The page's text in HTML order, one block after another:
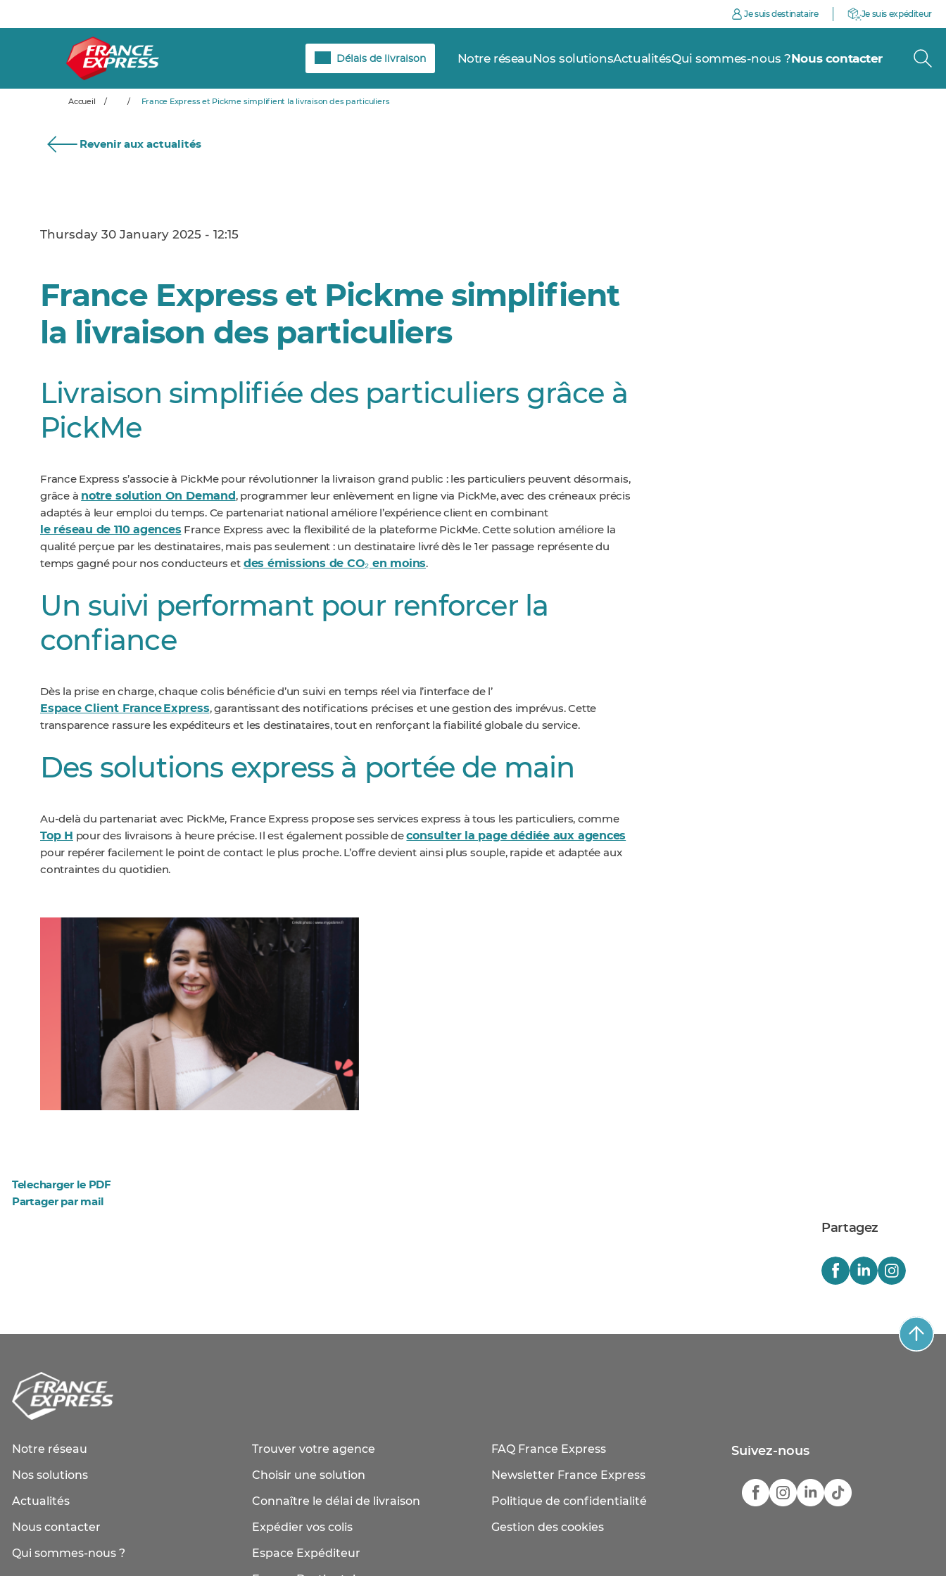
Je suis destinataire Je suis expéditeur
Délais de livraison Notre réseau Nos solutionsActualitésQui sommes-nous ? Nous contacter
Accueil / / France Express et Pickme simplifient la livraison des particuliers
Revenir aux actualités
Thursday 30 January 2025 - 12:15
France Express et Pickme simplifient
la livraison des particuliers
Livraison simplifiée des particuliers grâce à
PickMe
France Express s’associe à PickMe pour révolutionner la livraison grand public : les particuliers peuvent désormais,
grâce à notre solution On Demand , programmer leur enlèvement en ligne via PickMe, avec des créneaux précis
adaptés à leur emploi du temps. Ce partenariat national améliore l’expérience client en combinant
le réseau de 110 agences France Express avec la flexibilité de la plateforme PickMe. Cette solution améliore la
qualité perçue par les destinataires, mais pas seulement : un destinataire livré dès le 1er passage représente du
temps gagné pour nos conducteurs et des émissions de CO₂ en moins.
Un suivi performant pour renforcer la
confiance
Dès la prise en charge, chaque colis bénéficie d’un suivi en temps réel via l’interface de l’
Espace Client France Express, garantissant des notifications précises et une gestion des imprévus. Cette
transparence rassure les expéditeurs et les destinataires, tout en renforçant la fiabilité globale du service.
Des solutions express à portée de main
Au-delà du partenariat avec PickMe, France Express propose ses services express à tous les particuliers, comme
Top H pour des livraisons à heure précise. Il est également possible deconsulter la page dédiée aux agences
pour repérer facilement le point de contact le plus proche. L’offre devient ainsi plus souple, rapide et adaptée aux
contraintes du quotidien.
Telecharger le PDF
Partager par mail
Partagez
Notre réseau
Nos solutions
Actualités
Nous contacter
Qui sommes-nous ?
Trouver votre agence
Choisir une solution
Connaître le délai de livraison
Expédier vos colis
Espace Expéditeur
FAQ France Express
Newsletter France Express
Politique de confidentialité
Gestion des cookies
Suivez-nous